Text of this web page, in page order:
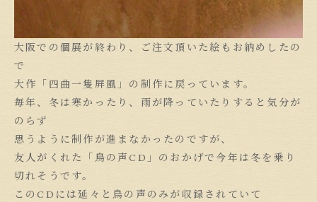
大阪での個展が終わり、ご注文頂いた絵もお納めしたの
で
大作「四曲一隻屏風」の制作に戻っています。
毎年、冬は寒かったり、雨が降っていたりすると気分が
のらず
思うように制作が進まなかったのですが、
友人がくれた「鳥の声CD」のおかげで今年は冬を乗り
切れそうです。
このCDには延々と鳥の声のみが収録されていて